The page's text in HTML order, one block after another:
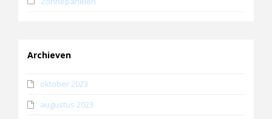
Archieven
oktober 2023
augustus 2023